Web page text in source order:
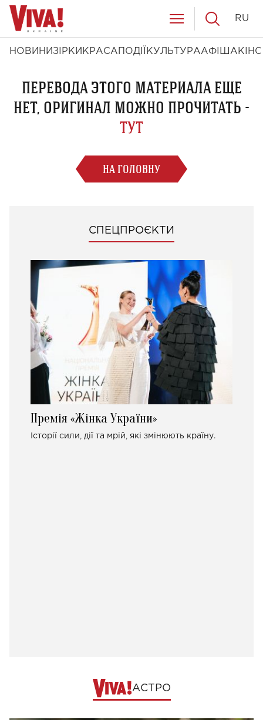
НОВИНИ ЗІРКИ КРАСА ПОДІЇ КУЛЬТУРААФІША КІНО
RU
ПЕРЕВОДА ЭТОГО МАТЕРИАЛА ЕЩЕ
НЕТ, ОРИГИНАЛ МОЖНО ПРОЧИТАТЬ -
ТУТ
НА ГОЛОВНУ
СПЕЦПРОЄКТИ
Премія «Жінка України»
Історії сили, дії та мрій, які змінюють країну.
АСТРО